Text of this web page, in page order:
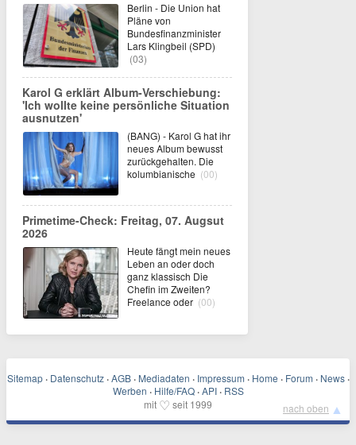
Berlin - Die Union hat
Pläne von
Bundesfinanzminister
Lars Klingbeil (SPD)
(03)
Karol G erklärt Album-Verschiebung:
'Ich wollte keine persönliche Situation
ausnutzen'
(BANG) - Karol G hat ihr
neues Album bewusst
zurückgehalten. Die
kolumbianische (00)
Primetime-Check: Freitag, 07. Augsut
2026
Heute fängt mein neues
Leben an oder doch
ganz klassisch Die
Chefin im Zweiten?
Freelance oder (00)
Sitemap · Datenschutz · AGB · Mediadaten · Impressum · Home · Forum · News ·
Werben · Hilfe/FAQ · API · RSS
mit ♡ seit 1999 nach oben ▲